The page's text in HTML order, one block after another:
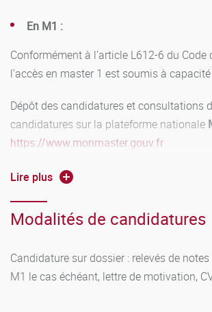
En M1 :
Conformément à l’article L612-6 du Code
l’accès en master 1 est soumis à capacité
Dépôt des candidatures et consultations
candidatures sur la plateforme nationale
https://www.monmaster.gouv.fr
En M2 :
Accès de plein droit : pour les étudiants
année du master mention Histoire de l'art
Accès sur validation d'acquis : pour les
Lire plus
Modalités de candidatures
Candidature sur dossier : relevés de notes
M1 le cas échéant, lettre de motivation,